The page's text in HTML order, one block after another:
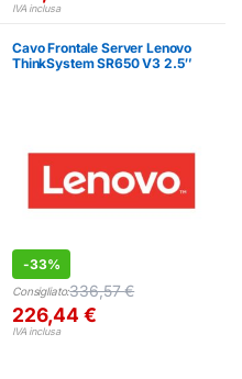
IVA inclusa
Cavo Frontale Server Lenovo
ThinkSystem SR650 V3 2.5″
-33%
Consigliato:336,57€
226,44€
IVA inclusa